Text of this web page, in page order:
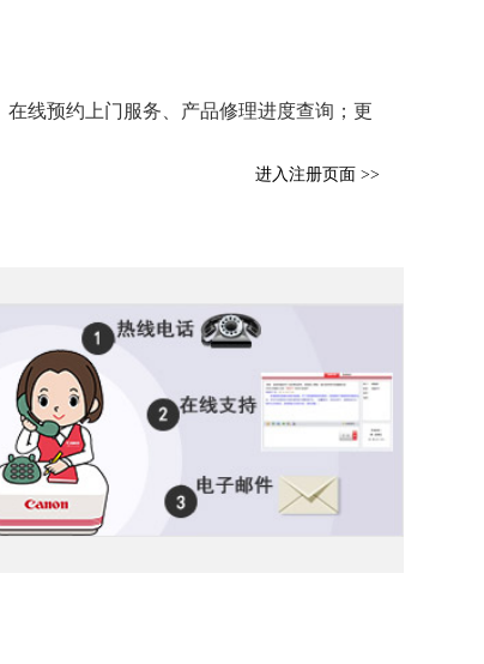
线预约上门服务、产品修理进度查询；更
进入注册页面 >>